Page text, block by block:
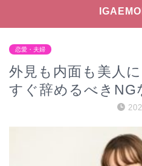
恋愛・夫婦
外見も内面も美人
すぐ辞めるべきNG